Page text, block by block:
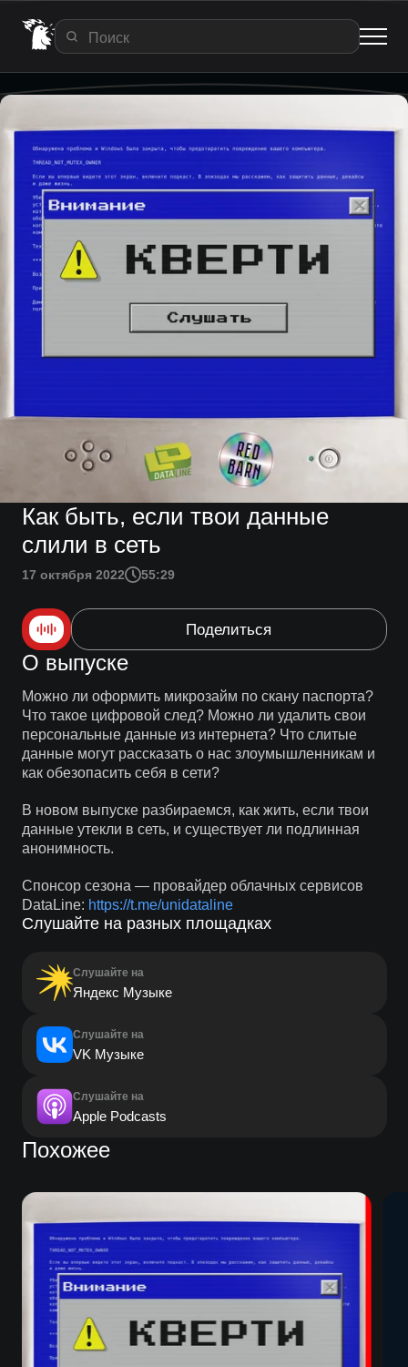
Как быть, если твои данные
слили в сеть
17 октября 2022 55:29
Поделиться
О выпуске
Можно ли оформить микрозайм по скану паспорта?
Что такое цифровой след? Можно ли удалить свои
персональные данные из интернета? Что слитые
данные могут рассказать о нас злоумышленникам и
как обезопасить себя в сети?
В новом выпуске разбираемся, как жить, если твои
данные утекли в сеть, и существует ли подлинная
анонимность.
Спонсор сезона — провайдер облачных сервисов
DataLine: https://t.me/unidataline
Слушайте на разных площадках
Слушайте на
Яндекс Музыке
Слушайте на
VK Музыке
Слушайте на
Apple Podcasts
Похожее